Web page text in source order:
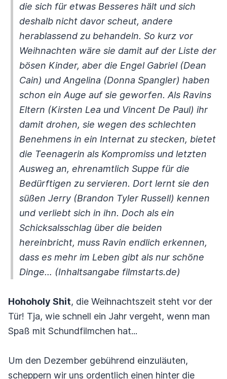
die sich für etwas Besseres hält und sich
deshalb nicht davor scheut, andere
herablassend zu behandeln. So kurz vor
Weihnachten wäre sie damit auf der Liste der
bösen Kinder, aber die Engel Gabriel (Dean
Cain) und Angelina (Donna Spangler) haben
schon ein Auge auf sie geworfen. Als Ravins
Eltern (Kirsten Lea und Vincent De Paul) ihr
damit drohen, sie wegen des schlechten
Benehmens in ein Internat zu stecken, bietet
die Teenagerin als Kompromiss und letzten
Ausweg an, ehrenamtlich Suppe für die
Bedürftigen zu servieren. Dort lernt sie den
süßen Jerry (Brandon Tyler Russell) kennen
und verliebt sich in ihn. Doch als ein
Schicksalsschlag über die beiden
hereinbricht, muss Ravin endlich erkennen,
dass es mehr im Leben gibt als nur schöne
Dinge… (Inhaltsangabe filmstarts.de)
Hohoholy Shit, die Weihnachtszeit steht vor der
Tür! Tja, wie schnell ein Jahr vergeht, wenn man
Spaß mit Schundfilmchen hat...
Um den Dezember gebührend einzuläuten,
scheppern wir uns ordentlich einen hinter die